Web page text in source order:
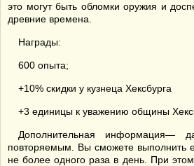
это могут быть обломки оружия и
древние времена.
Награды:
600 опыта;
+10% скидки у кузнеца Хексбурга
+3 единицы к уважению общины
Дополнительная информация—
повторяемым. Вы сможете выполнить
не более одного раза в день. При